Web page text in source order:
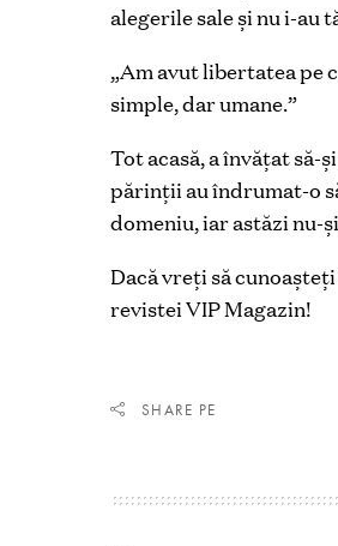
alegerile sale şi nu i-au
„Am avut libertatea pe
simple, dar umane.”
Tot acasă, a învăţat să-
părinţii au îndrumat-o
domeniu, iar astăzi nu-
Dacă vreţi să
revistei VIP Magazin!
SHARE PE